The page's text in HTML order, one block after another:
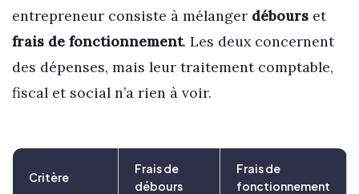
entrepreneur consiste à mélanger débourset
frais de fonctionnement. Les deux concernent
des dépenses, mais leur traitement comptable,
fiscal et social n’a rien à voir.
Critère
Frais de
débours
Frais de
fonctionnement